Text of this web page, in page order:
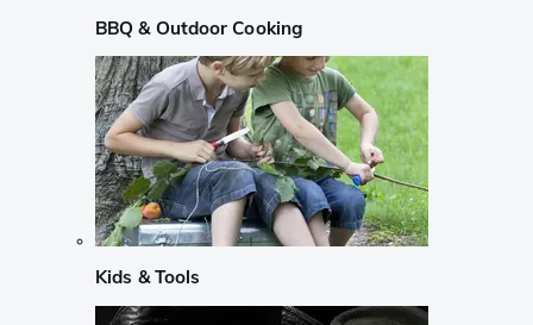
BBQ & Outdoor Cooking
Kids & Tools